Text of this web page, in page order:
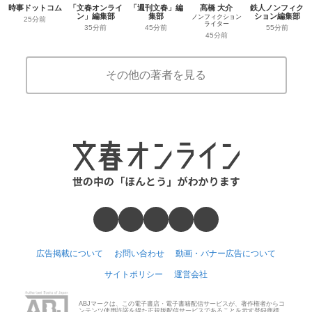
時事ドットコム
25分前
「文春オンライ
ン」編集部
35分前
「週刊文春」編
集部
45分前
髙橋 大介
ノンフィクション
ライター
45分前
鉄人ノンフィク
ション編集部
55分前
その他の著者を見る
広告掲載について お問い合わせ 動画・バナー広告について
サイトポリシー 運営会社
ABJマークは、この電子書店・電子書籍配信サービスが、著作権者からコ